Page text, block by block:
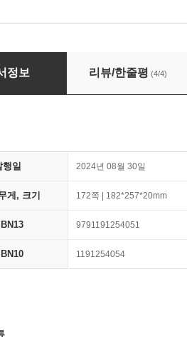
은 인물 촬영 가이드북
정보 리뷰/한줄평 (4/4)
행일 2024년 08월 30일
게, 크기 172쪽 | 182*257*20mm
9791191254051
1191254054